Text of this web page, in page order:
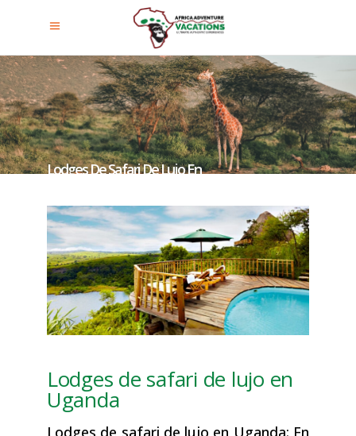
Lodges De Safari De Lujo En
Uganda
Lodges de safari de lujo en
Uganda
Lodges de safari de lujo en Uganda: En